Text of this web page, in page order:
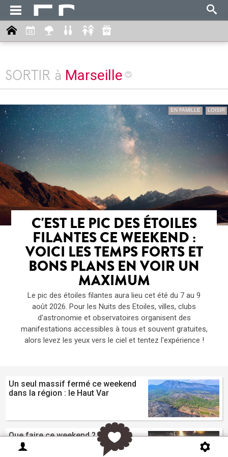
SORTIR à Marseille
EN FAMILLE LOISIR
C'EST LE PIC DES ÉTOILES
FILANTES CE WEEKEND :
VOICI LES TEMPS FORTS ET
BONS PLANS EN VOIR UN
MAXIMUM
Le pic des étoiles filantes aura lieu cet été du 7 au 9
août 2026. Pour les Nuits des Etoiles, villes, clubs
d'astronomie et observatoires organisent des
manifestations accessibles à tous et souvent gratuites,
alors levez les yeux vers le ciel et tentez l'expérience !
Un seul massif fermé ce weekend
dans la région : le Haut Var
Que faire ce weekend ? 10
événements à ne pas rater en
Provence